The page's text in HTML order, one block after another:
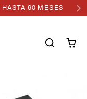
60 MESES